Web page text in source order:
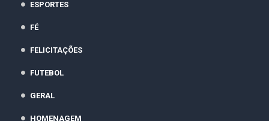
ESPORTES
FÉ
FELICITAÇÕES
FUTEBOL
GERAL
HOMENAGEM